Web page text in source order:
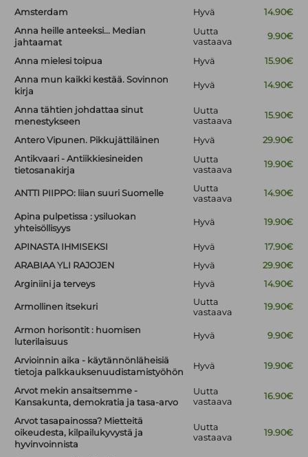
Amsterdam Hyvä
14.90€
Anna heille anteeksi... Median
jahtaamat
Uutta
vastaava
9.90€
Anna mielesi toipua Hyvä
15.90€
Anna mun kaikki kestää. Sovinnon
kirja
Hyvä 14.90€
Anna tähtien johdattaa sinut
menestykseen
Uutta
vastaava
15.90€
Antero Vipunen. Pikkujättiläinen Hyvä
29.90€
Antikvaari - Antiikkiesineiden
tietosanakirja
Uutta
vastaava
19.90€
ANTTI PIIPPO: liian suuri Suomelle
Uutta
vastaava
14.90€
Apina pulpetissa : ysiluokan
yhteisöllisyys
Hyvä 19.90€
APINASTA IHMISEKSI Hyvä
17.90€
ARABIAA YLI RAJOJEN
Hyvä
29.90€
Arginiini ja terveys
Hyvä 14.90€
Armollinen itsekuri
Uutta
vastaava
19.90€
Armon horisontit : huomisen
luterilaisuus
Hyvä 9.90€
Arvioinnin aika - käytännönläheisiä
tietoja palkkauksenuudistamistyöhön
Hyvä 19.90€
Arvot mekin ansaitsemme -
Kansakunta, demokratia ja tasa-arvo
Uutta
vastaava
16.90€
Arvot tasapainossa? Mietteitä
oikeudesta, kilpailukyvystä ja
hyvinvoinnista
Uutta
vastaava
19.90€